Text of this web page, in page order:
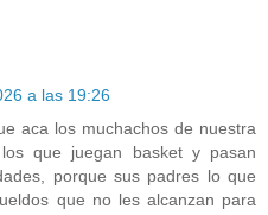
a las 19:26
aca los muchachos de nuestra
que juegan basket y pasan
porque sus padres lo que
que no les alcanzan para